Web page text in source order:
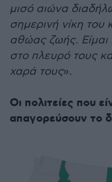
μισό αιώνα
σημερινή νίκη του
αθώας ζωής.
στο πλευρό τους
χαρά τους».
Οι πολιτείες που
απαγορεύσουν το